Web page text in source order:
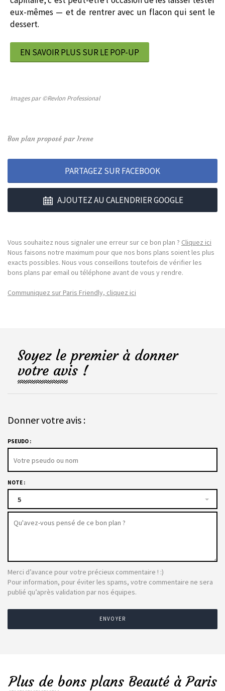
eux-mêmes — et de rentrer avec un flacon qui sent le
dessert.
EN SAVOIR PLUS SUR LE POP-UP
Images par ©Revlon Professional
Bon plan proposé par Irene
PARTAGEZ SUR FACEBOOK
AJOUTEZ AU CALENDRIER GOOGLE
Vous souhaitez nous signaler une erreur sur ce bon plan ? Cliquez ici
Nous faisons notre maximum pour que nos bons plans soient les plus
exacts possibles. Nous vous conseillons toutefois de vérifier les
bons plans par email ou téléphone avant de vous y rendre.
Communiquez sur Paris Friendly, cliquez ici
Soyez le premier à donner
votre avis !
Donner votre avis :
PSEUDO :
NOTE :
5
Merci d’avance pour votre précieux commentaire ! :)
Pour information, pour éviter les spams, votre commentaire ne sera
publié qu’après validation par nos équipes.
ENVOYER
Plus de bons plans Beauté à Paris